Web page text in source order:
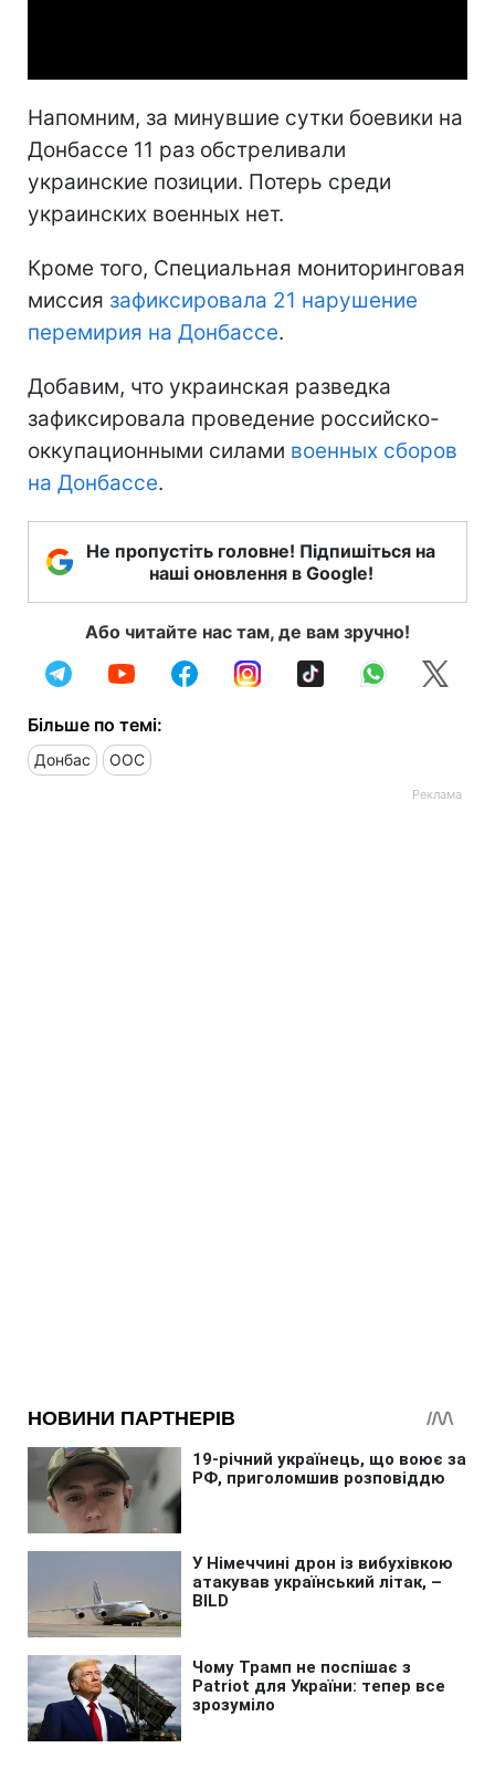
Напомним, за минувшие сутки боевики на
Донбассе 11 раз обстреливали
украинские позиции. Потерь среди
украинских военных нет.
Кроме того, Специальная мониторинговая
миссия зафиксировала 21 нарушение
перемирия на Донбассе.
Добавим, что украинская разведка
зафиксировала проведение российско-
оккупационными силами военных сборов
на Донбассе.
Не пропустіть головне! Підпишіться на
наші оновлення в Google!
Або читайте нас там, де вам зручно!
Більше по темі:
Донбас ООС